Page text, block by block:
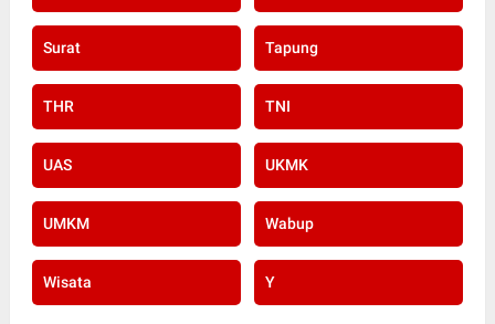
Surat Tapung
THR TNI
UAS UKMK
UMKM Wabup
Wisata Y